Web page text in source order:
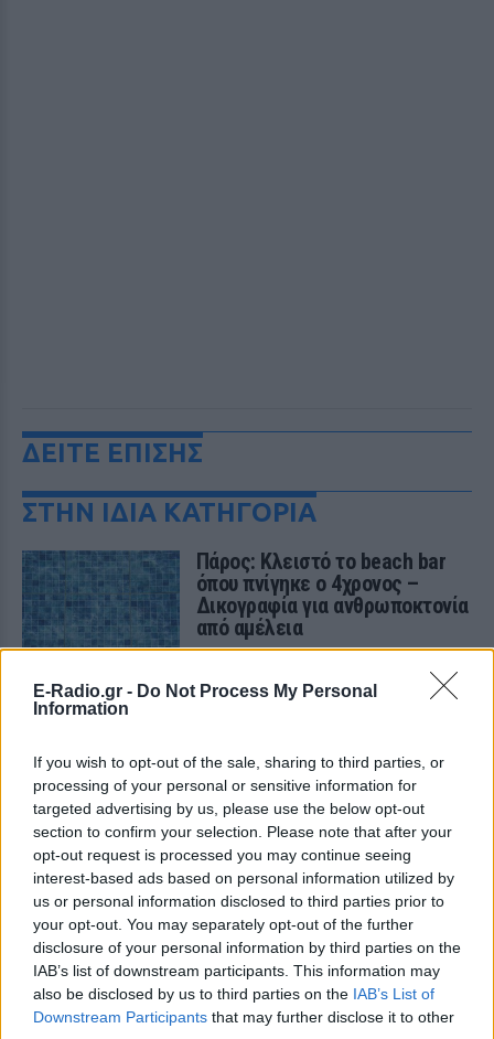
E-Radio.gr - Do Not Process My Personal
Information
If you wish to opt-out of the sale, sharing to third parties, or
processing of your personal or sensitive information for
targeted advertising by us, please use the below opt-out
section to confirm your selection. Please note that after your
opt-out request is processed you may continue seeing
interest-based ads based on personal information utilized by
us or personal information disclosed to third parties prior to
your opt-out. You may separately opt-out of the further
disclosure of your personal information by third parties on the
IAB’s list of downstream participants. This information may
also be disclosed by us to third parties on the IAB’s List of
Downstream Participants that may further disclose it to other
ΔΕΙΤΕ ΕΠΙΣΗΣ
ΣΤΗΝ ΙΔΙΑ ΚΑΤΗΓΟΡΙΑ
Πάρος: Κλειστό το beach bar
όπου πνίγηκε ο 4χρονος –
Δικογραφία για ανθρωποκτονία
από αμέλεια
ΠΡΙΝ 10 ΏΡΕΣ
Ο ιδιοκτήτης της επιχείρησης κρατείται
και αναμένεται να οδηγηθεί στον
Πανικός στο αεροδρόμιο της
Ατλάντα: Εκκενώθηκε
αεροσκάφος με τσουλήθρες
έκτακτης ανάγκης
ΠΡΙΝ 10 ΏΡΕΣ
Πτήση με προορισμό το Ορλάντο
επέστρεψε εκτάκτως στην Ατλάντα
μετά από αναφορές για καπνό στο
πιλοτήριο - 199 επιβάτες εγκατέλειψαν
το Boeing 757 στον τροχόδρομο.
Τουρισμός για Όλους